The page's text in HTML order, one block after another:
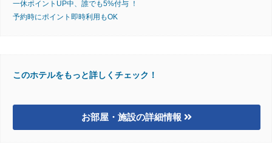
一休ポイントUP中、誰でも5%付与 ！
予約時にポイント即時利用もOK
このホテルをもっと詳しくチェック！
お部屋・施設の詳細情報